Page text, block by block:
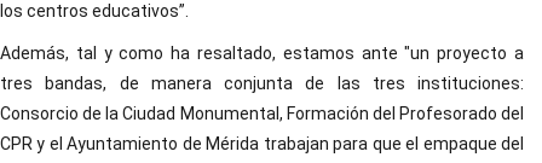
los centros educativos”.
Además, tal y como ha resaltado, estamos ante "un proyecto a
tres bandas, de manera conjunta de las tres instituciones:
Consorcio de la Ciudad Monumental, Formación del Profesorado del
CPR y el Ayuntamiento de Mérida trabajan para que el empaque del